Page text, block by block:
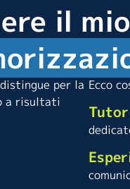
il mio
per la
a risultati
Ecco